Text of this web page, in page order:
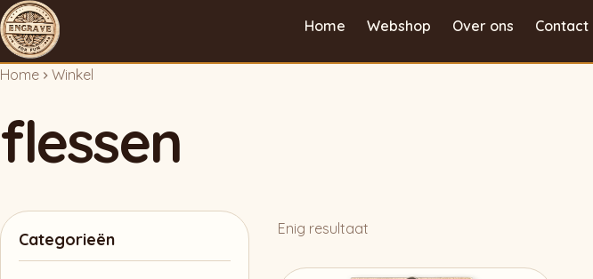
Home Webshop Over ons Contact
Home Winkel
flessen
Categorieën
Enig resultaat